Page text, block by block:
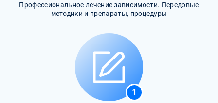
Профессиональное лечение зависимости. Передовые
методики и препараты, процедуры
1